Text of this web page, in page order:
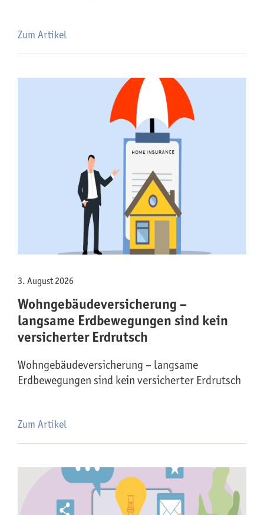
Zum Artikel
3. August 2026
Wohngebäude­versicherung –
langsame Erdbewegungen sind kein
versicherter Erdrutsch
Wohngebäude­versicherung – langsame
Erdbewegungen sind kein versicherter Erdrutsch
Zum Artikel